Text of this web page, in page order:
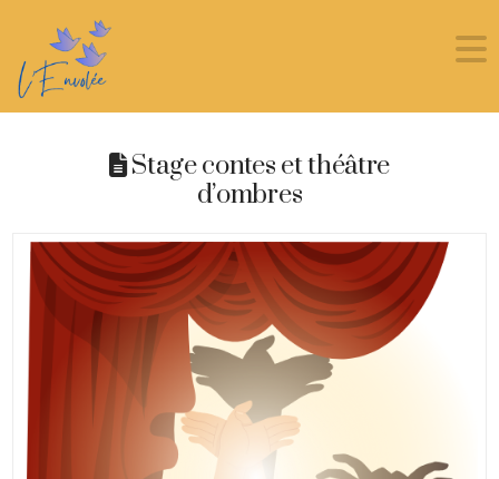
Stage contes et théâtre
d’ombres